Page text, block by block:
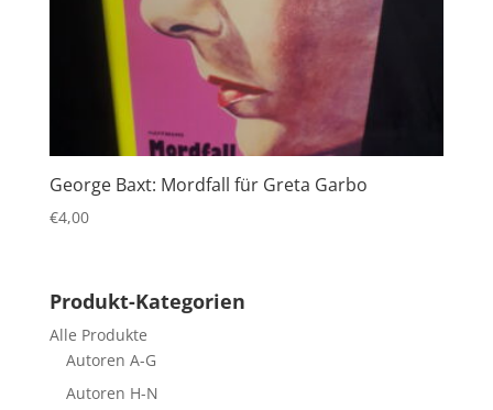
George Baxt: Mordfall für Greta Garbo
€4,00
Produkt-Kategorien
Alle Produkte
Autoren A-G
Autoren H-N